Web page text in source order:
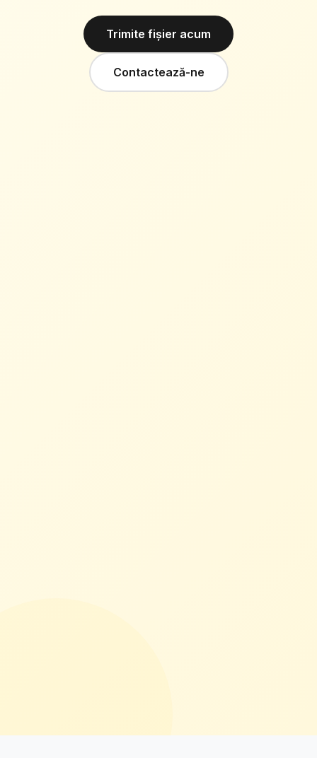
Trimite fișier acum
Contactează-ne